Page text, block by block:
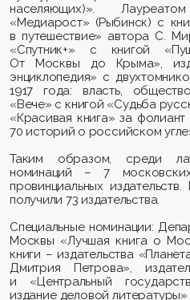
населяющих)».
«Медиарост» (Рыбинск) с
в путешествие» автора С.
«Спутник+» с книгой
От Москвы до Крыма»,
энциклопедия» с
1917 года: власть,
«Вече» с книгой «Судьба
«Красивая книга» за
70 историй о российском
Таким образом, среди
номинаций – 7
провинциальных
получили 73 издательства.
Специальные номинации:
Москвы «Лучшая книга о
книги – издательства
Дмитрия Петрова»,
и «Центральный
издание деловой